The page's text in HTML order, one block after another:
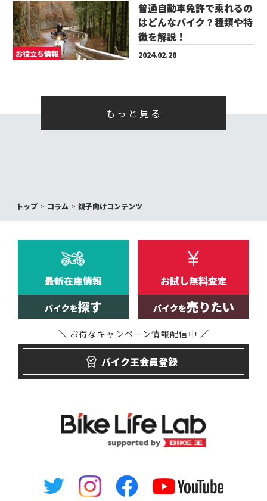
お役立ち情報
普通自動車免許で乗れるの
はどんなバイク？種類や特
徴を解説！
2024.02.28
もっと見る
トップ コラム 親子向けコンテンツ
最新在庫情報
バイクを探す
お試し無料査定
バイクを売りたい
バイク王会員登録
お得なキャンペーン情報配信中